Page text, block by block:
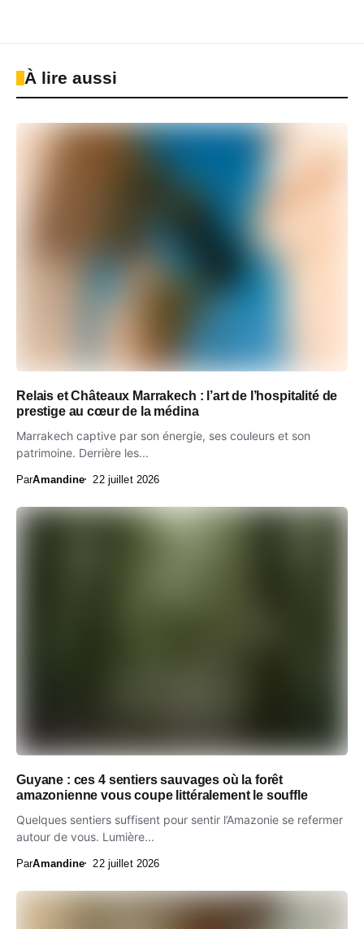
À lire aussi
Relais et Châteaux Marrakech : l’art de l’hospitalité de
prestige au cœur de la médina
Marrakech captive par son énergie, ses couleurs et son
patrimoine. Derrière les...
ParAmandine 22 juillet 2026
Guyane : ces 4 sentiers sauvages où la forêt
amazonienne vous coupe littéralement le souffle
Quelques sentiers suffisent pour sentir l’Amazonie se refermer
autour de vous. Lumière...
ParAmandine 22 juillet 2026